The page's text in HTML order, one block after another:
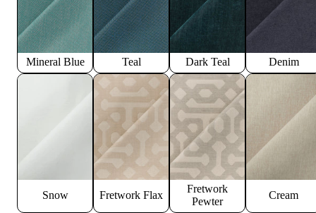
Mineral Blue Teal Dark Teal Denim
Snow Fretwork Flax
Fretwork
Pewter
Cream